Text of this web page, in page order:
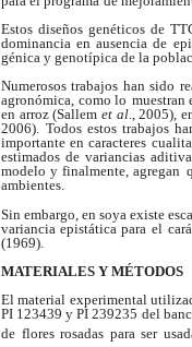
Estos diseños genéticos de
dominancia en ausencia de
génica y genotípica de la
Numerosos trabajos han sido
agronómica, como lo
en arroz (Sallem et al., 2005),
2006). Todos estos trabajos
importante en caracteres
estimados de variancias
modelo y finalmente, agregan
ambientes.
Sin embargo, en soya existe
variancia epistática para el
(1969).
MATERIALES Y MÉTODOS
El material experimental
PI 123439 y PI 239235 del
de flores rosadas para ser